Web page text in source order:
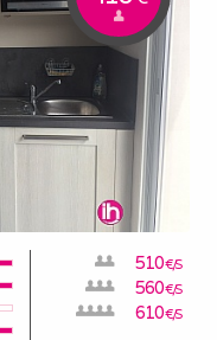
510€/S
560€/S
610€/S